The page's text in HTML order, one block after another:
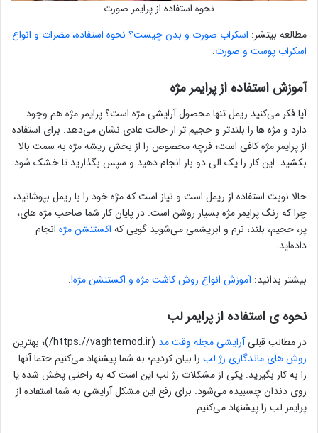
نحوه استفاده از پرایمر صورت
مطالعه بیتشر: اسکراب صورت و بدن چیست؟ نحوه استفاده، مضرات و انواع
اسکراب پوست و صورت.
آموزش استفاده از پرایمر مژه
آیا فکر می‌کنید ریمل تنها محصول آرایشی مژه است؟ پرایمر مژه هم وجود
دارد و مژه ها را بلندتر و حجیم تر از حالت عادی نشان می‌دهد. برای استفاده
از پرایمر مژه کافی است؛ فرچه مخصوص را از بخش ریشه مژه به سمت بالا
بکشید. این کار را یک الی دو بار انجام دهید و سپس بگذارید تا خشک شود.
حالا نوبت استفاده از ریمل است و نیاز است که مژه خود را با ریمل بپوشانید،
چرا که رنگ پرایمر مژه بسیار روشن است. در پایان کار شما صاحب مژه های،
پر، حجیم، بلند، نرم و ابریشمی می‌شوید گویی که اکستنشن مژه انجام
داده‌اید.
بیشتر بدانید:آموزش انواع روش کاشت مژه و اکستنشن مژه!.
نحوه ی استفاده از پرایمر لب
در مطالب قبلیآرایشی مجله وقت مد (https://vaghtemod.ir/)؛ بهترین
روش های ماندگاری رژ لب را بیان کردیم؛ به شما پیشنهاد می‌کنیم حتما آنها
را به کار بگیرید. یکی از مشکلات رژ لب این است که به راحتی پخش شده یا
روی دندان چسبیده می‌شود. برای رفع این مشکل آرایشی به شما استفاده از
پرایمر لب را پیشنهاد می‌کنیم.